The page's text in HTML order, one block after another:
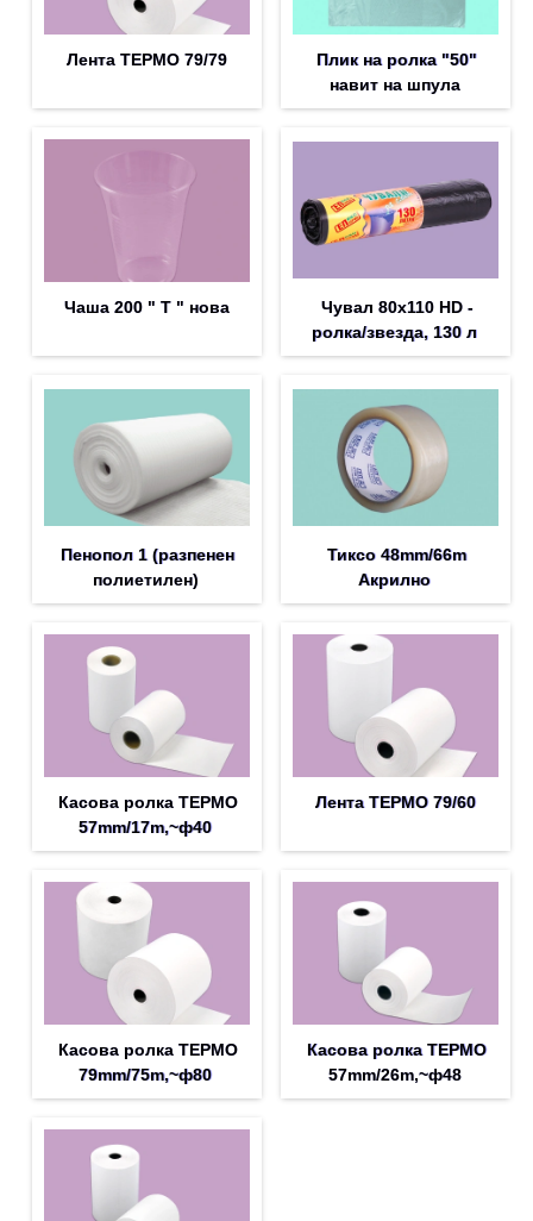
Лента ТЕРМО 79/79
Плик на ролка "50"
навит на шпула
Чаша 200 " T " нова
Чувал 80х110 HD -
ролка/звезда, 130 л
Пенопол 1 (разпенен
полиетилен)
Тиксо 48mm/66m
Акрилно
Касова ролка ТЕРМО
57mm/17m,~ф40
Лента ТЕРМО 79/60
Касова ролка ТЕРМО
79mm/75m,~ф80
Касова ролка ТЕРМО
57mm/26m,~ф48